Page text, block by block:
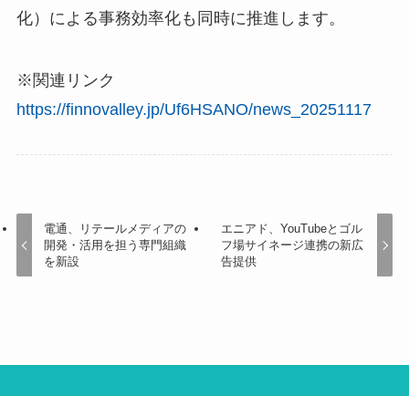
化）による事務効率化も同時に推進します。
※関連リンク
https://finnovalley.jp/Uf6HSANO/news_20251117
電通、リテールメディアの
開発・活用を担う専門組織
を新設
エニアド、YouTubeとゴル
フ場サイネージ連携の新広
告提供